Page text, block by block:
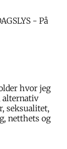
- På
hvor jeg
alternativ
seksualitet,
netthets og